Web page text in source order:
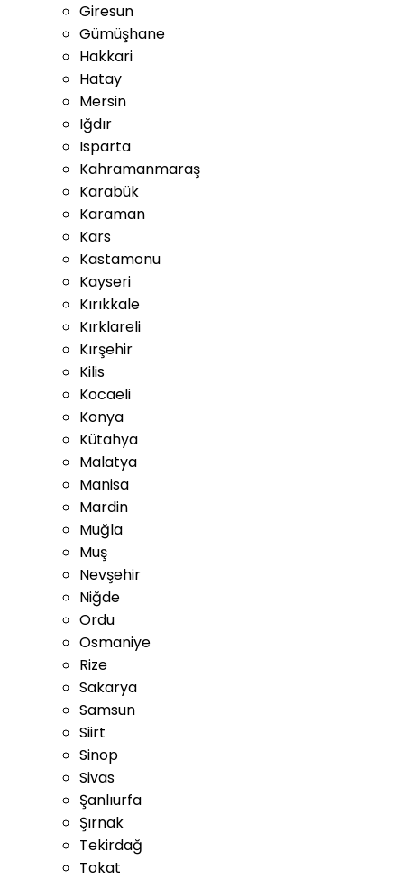
Giresun
Gümüşhane
Hakkari
Hatay
Mersin
Iğdır
Isparta
Kahramanmaraş
Karabük
Karaman
Kars
Kastamonu
Kayseri
Kırıkkale
Kırklareli
Kırşehir
Kilis
Kocaeli
Konya
Kütahya
Malatya
Manisa
Mardin
Muğla
Muş
Nevşehir
Niğde
Ordu
Osmaniye
Rize
Sakarya
Samsun
Siirt
Sinop
Sivas
Şanlıurfa
Şırnak
Tekirdağ
Tokat